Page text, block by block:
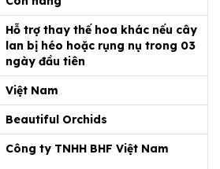
Hỗ trợ thay thế hoa khác nếu cây
lan bị héo hoặc rụng nụ trong 03
ngày đầu tiên
Việt Nam
Beautiful Orchids
Công ty TNHH BHF Việt Nam